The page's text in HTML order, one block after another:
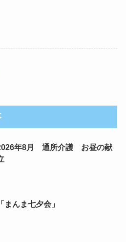
年8月 通所介護 お昼の献
「まんま七夕会」